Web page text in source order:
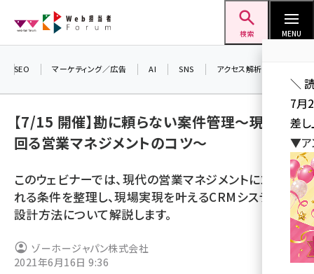
ン
検索 MENU
ai (2799)
youtube (2420)
セミナー (2296)
SEO マーケティング／広告 AI SNS アクセス解析／データ分析
【7/15 開催】勘に頼らない案件管理〜現場が
回る営業マネジメントのコツ〜
このウェビナーでは、現代の営業マネジメントに求めら
れる条件を整理し、現場実現を叶えるCRMシステムの
設計方法について解説します。
ゾーホージャパン株式会社
2021年6月16日 9:36
＼
7月
差し
▼ア